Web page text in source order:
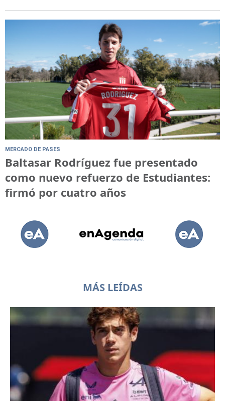
MERCADO DE PASES
Baltasar Rodríguez fue presentado
como nuevo refuerzo de Estudiantes:
firmó por cuatro años
MÁS LEÍDAS